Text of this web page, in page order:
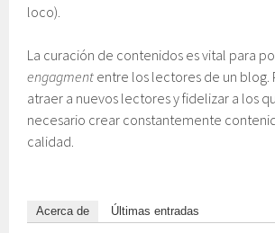
loco).
La curación de contenidos es vital para
engagment entre los lectores de un blog.
atraer a nuevos lectores y fidelizar a los
necesario crear constantemente
calidad.
Acerca de Últimas entradas